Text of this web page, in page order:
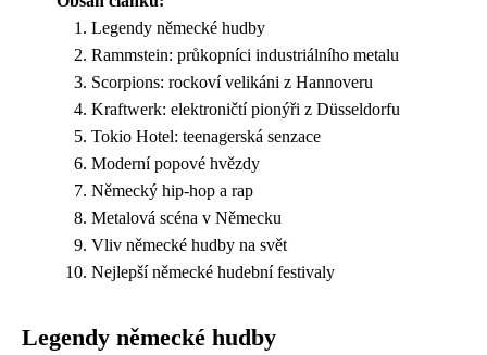
Legendy německé hudby
Rammstein: průkopníci industriálního metalu
Scorpions: rockoví velikáni z Hannoveru
Kraftwerk: elektroničtí pionýři z Düsseldorfu
Tokio Hotel: teenagerská senzace
Moderní popové hvězdy
Německý hip-hop a rap
Metalová scéna v Německu
Vliv německé hudby na svět
Nejlepší německé hudební festivaly
Legendy německé hudby